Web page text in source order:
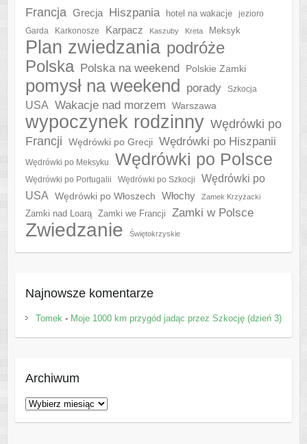
Francja Grecja Hiszpania hotel na wakacje jezioro
Garda Karkonosze Karpacz Kaszuby Kreta Meksyk
Plan zwiedzania podróże
Polska
Polska na weekend Polskie Zamki
pomysł na weekend porady Szkocja
USA Wakacje nad morzem Warszawa
wypoczynek rodzinny Wędrówki po
Francji
Wędrówki po Grecji Wędrówki po Hiszpanii
Wędrówki po Meksyku Wędrówki po Polsce
Wędrówki po Portugalii Wędrówki po Szkocji
Wędrówki po
USA
Wędrówki po Włoszech Włochy Zamek Krzyżacki
Zamki nad Loarą Zamki we Francji Zamki w Polsce
Zwiedzanie Świętokrzyskie
Najnowsze komentarze
Tomek- Moje 1000 km przygód jadąc przez Szkocję (dzień 3)
Archiwum
Archiwum